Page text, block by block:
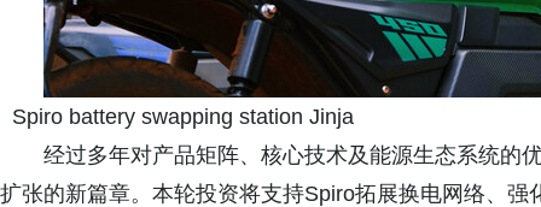
Spiro battery swapping station Jinja
经过多年对产品矩阵、核心技术及能源生态系统的
扩张的新篇章。本轮投资将支持Spiro拓展换电网络、